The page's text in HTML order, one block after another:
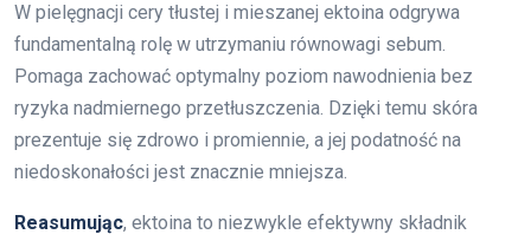
W pielęgnacji cery tłustej i mieszanej ektoina odgrywa
fundamentalną rolę w utrzymaniu równowagi sebum.
Pomaga zachować optymalny poziom nawodnienia bez
ryzyka nadmiernego przetłuszczenia. Dzięki temu skóra
prezentuje się zdrowo i promiennie, a jej podatność na
niedoskonałości jest znacznie mniejsza.
Reasumując, ektoina to niezwykle efektywny składnik